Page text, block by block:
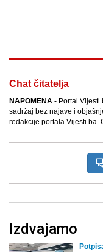
Chat čitatelja
NAPOMENA - Portal
sadržaj bez najave i
redakcije portala Vijesti.ba.
Izdvajamo